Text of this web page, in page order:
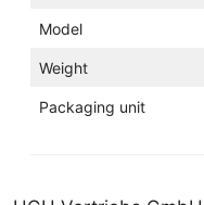
Model
Weight
Packaging unit